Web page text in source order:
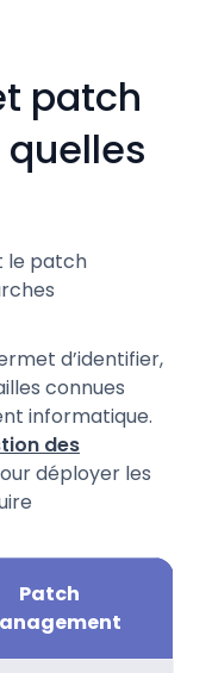
patch
le patch
d’identifier,
connues
informatique.
des
déployer les
Patch